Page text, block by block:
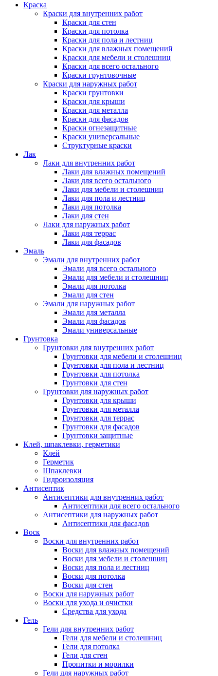
Краска
Краски для внутренних работ
Краски для стен
Краски для потолка
Краски для пола и лестниц
Краски для влажных помещений
Краски для мебели и столешниц
Краски для всего остального
Краски грунтовочные
Краски для наружных работ
Краски грунтовки
Краски для крыши
Краски для металла
Краски для фасадов
Краски огнезащитные
Краски универсальные
Структурные краски
Лак
Лаки для внутренних работ
Лаки для влажных помещений
Лаки для всего остального
Лаки для мебели и столешниц
Лаки для пола и лестниц
Лаки для потолка
Лаки для стен
Лаки для наружных работ
Лаки для террас
Лаки для фасадов
Эмаль
Эмали для внутренних работ
Эмали для всего остального
Эмали для мебели и столешниц
Эмали для потолка
Эмали для стен
Эмали для наружных работ
Эмали для металла
Эмали для фасадов
Эмали универсальные
Грунтовка
Грунтовки для внутренних работ
Грунтовки для мебели и столешниц
Грунтовки для пола и лестниц
Грунтовки для потолка
Грунтовки для стен
Грунтовки для наружных работ
Грунтовки для крыши
Грунтовки для металла
Грунтовки для террас
Грунтовки для фасадов
Грунтовки защитные
Клей, шпаклевки, герметики
Клей
Герметик
Шпаклевки
Гидроизоляция
Антисептик
Антисептики для внутренних работ
Антисептики для всего остального
Антисептики для наружных работ
Антисептики для фасадов
Воск
Воски для внутренних работ
Воски для влажных помещений
Воски для мебели и столешниц
Воски для пола и лестниц
Воски для потолка
Воски для стен
Воски для наружных работ
Воски для ухода и очистки
Средства для ухода
Гель
Гели для внутренних работ
Гели для мебели и столешниц
Гели для потолка
Гели для стен
Пропитки и морилки
Гели для наружных работ